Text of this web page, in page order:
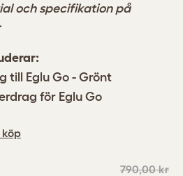
790,00 kr
och specifikation på
till Eglu Go - Grönt
för Eglu Go